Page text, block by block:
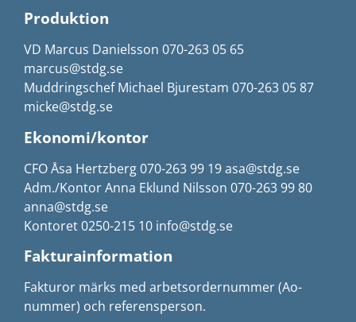
Produktion
VD Marcus Danielsson 070-263 05 65
marcus@stdg.se
Muddringschef Michael Bjurestam 070-263 05 87
micke@stdg.se
Ekonomi/kontor
CFO Åsa Hertzberg 070-263 99 19 asa@stdg.se
Adm./Kontor Anna Eklund Nilsson 070-263 99 80
anna@stdg.se
Kontoret 0250-215 10 info@stdg.se
Fakturainformation
Fakturor märks med arbetsordernummer (Ao-
nummer) och referensperson.